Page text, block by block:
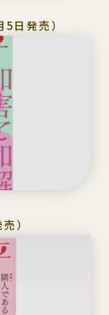
日発売）
）